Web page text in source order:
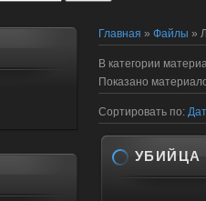
Главная » Файлы »
В категории
Показано
Сортировать по:
УБИЙЦА